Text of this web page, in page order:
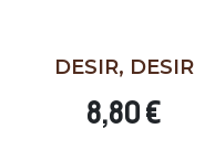
DESIR, DESIR
8,80 €